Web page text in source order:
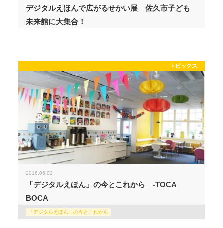
デジタルえほんで広がるせかい展 佐久市子ども
未来館に大集合！
トピックス
2016.06.02
「デジタルえほん」の今とこれから -TOCA
BOCA
「デジタルえほん」の今とこれから